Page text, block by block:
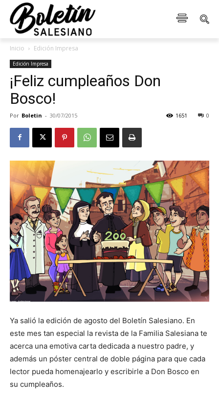
Inicio Edición Impresa
Edición Impresa
¡Feliz cumpleaños Don
Bosco!
Por Boletin - 30/07/2015 0
1651
Ya salió la edición de agosto del Boletín Salesiano. En
este mes tan especial la revista de la Familia Salesiana te
acerca una emotiva carta dedicada a nuestro padre, y
además un póster central de doble página para que cada
lector pueda homenajearlo y escribirle a Don Bosco en
su cumpleaños.